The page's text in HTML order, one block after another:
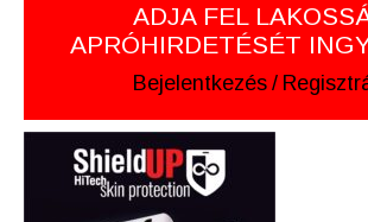
ADJA FEL
APRÓHIRDETÉSÉT
Bejelentkezés /